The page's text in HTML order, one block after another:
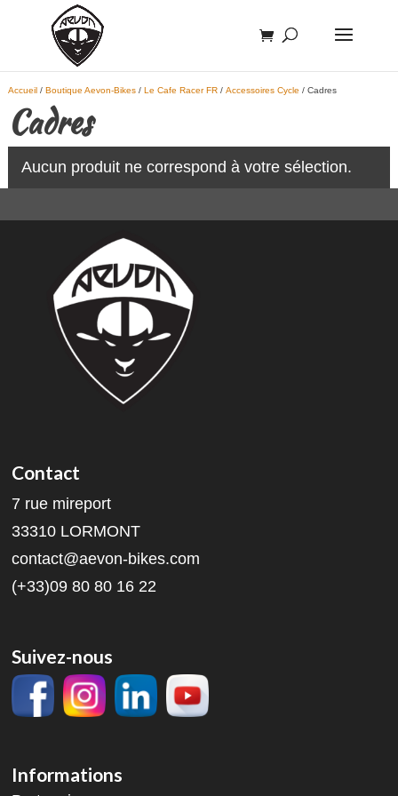
Accueil/ Boutique Aevon-Bikes/ Le Cafe Racer FR/ Accessoires Cycle / Cadres
Cadres
Aucun produit ne correspond à votre sélection.
Contact
7 rue mireport
33310 LORMONT
contact@aevon-bikes.com
(+33)09 80 80 16 22
Suivez-nous
Informations